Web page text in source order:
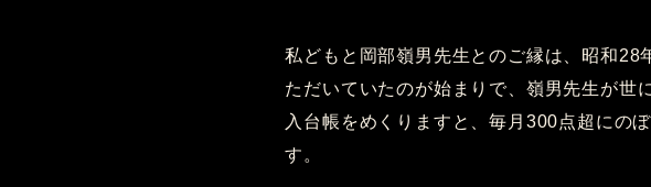
私どもと岡部嶺男先生とのご縁は、昭和28
ただいていたのが始まりで、嶺男先生が世
入台帳をめくりますと、毎月300点超にの
す。